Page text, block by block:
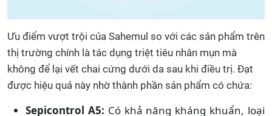
Ưu điểm vượt trội của Sahemul so với các sản phẩm trên
thị trường chính là tác dụng triệt tiêu nhân mụn mà
không để lại vết chai cứng dưới da sau khi điều trị. Đạt
được hiệu quả này nhờ thành phần sản phẩm có chứa:
Sepicontrol A5: Có khả năng kháng khuẩn, loại